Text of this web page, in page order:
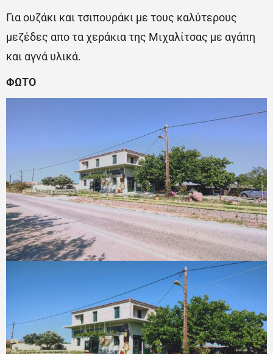
Για ουζάκι και τσιπουράκι με τους καλύτερους
μεζέδες απο τα χεράκια της Μιχαλίτσας με αγάπη
και αγνά υλικά.
ΦΩΤΟ